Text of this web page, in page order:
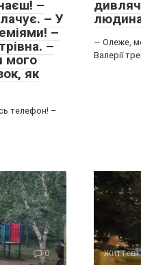
–
– У
–
–
мого
як
телефон! –
— Олеже,
Валерії
0 Життєві